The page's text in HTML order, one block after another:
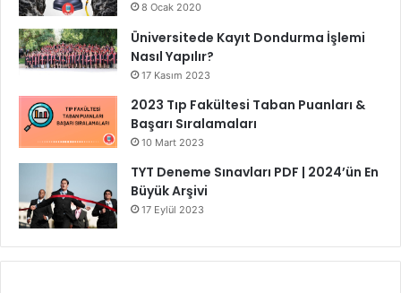
8 Ocak 2020
Üniversitede Kayıt Dondurma İşlemi
Nasıl Yapılır?
17 Kasım 2023
2023 Tıp Fakültesi Taban Puanları &
Başarı Sıralamaları
10 Mart 2023
TYT Deneme Sınavları PDF | 2024’ün En
Büyük Arşivi
17 Eylül 2023